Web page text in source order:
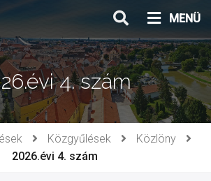
MENÜ
4. szám
Közgyűlések
Közlöny
2026.évi 4. szám